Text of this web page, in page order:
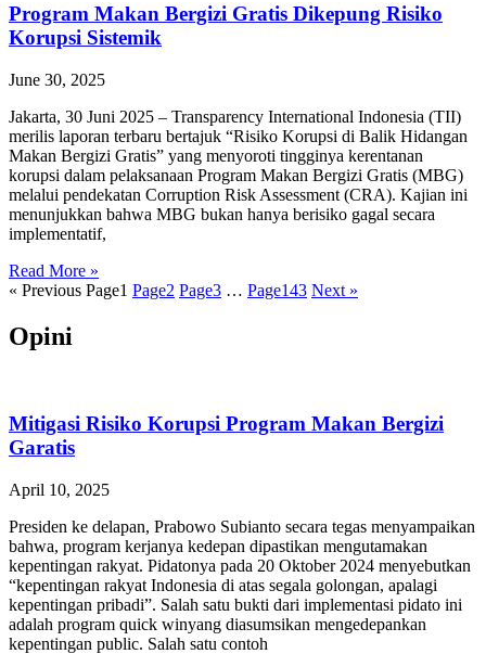
Program Makan Bergizi Gratis Dikepung Risiko
Korupsi Sistemik
June 30, 2025
Jakarta, 30 Juni 2025 – Transparency International Indonesia (TII)
merilis laporan terbaru bertajuk “Risiko Korupsi di Balik Hidangan
Makan Bergizi Gratis” yang menyoroti tingginya kerentanan
korupsi dalam pelaksanaan Program Makan Bergizi Gratis (MBG)
melalui pendekatan Corruption Risk Assessment (CRA). Kajian ini
menunjukkan bahwa MBG bukan hanya berisiko gagal secara
implementatif,
Read More »
« Previous Page1 Page2 Page3 … Page143 Next »
Opini
Mitigasi Risiko Korupsi Program Makan Bergizi
Garatis
April 10, 2025
Presiden ke delapan, Prabowo Subianto secara tegas menyampaikan
bahwa, program kerjanya kedepan dipastikan mengutamakan
kepentingan rakyat. Pidatonya pada 20 Oktober 2024 menyebutkan
“kepentingan rakyat Indonesia di atas segala golongan, apalagi
kepentingan pribadi”. Salah satu bukti dari implementasi pidato ini
adalah program quick winyang diasumsikan mengedepankan
kepentingan public. Salah satu contoh